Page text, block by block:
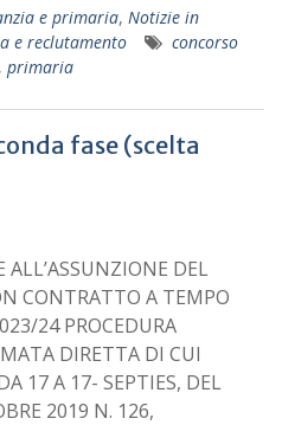
e primaria, Notizie in
e reclutamento
concorso
, primaria
fase (scelta
DEL
CONTRATTO A TEMPO
24 PROCEDURA
DIRETTA DI CUI
17 A 17- SEPTIES, DEL
2019 N. 126,